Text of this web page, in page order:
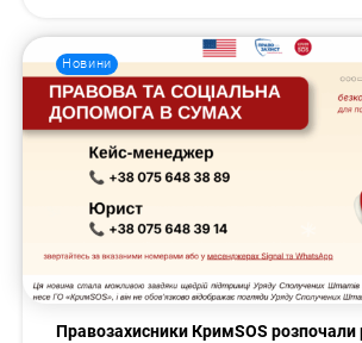
Новини
Правозахисники КримSOS розпочали